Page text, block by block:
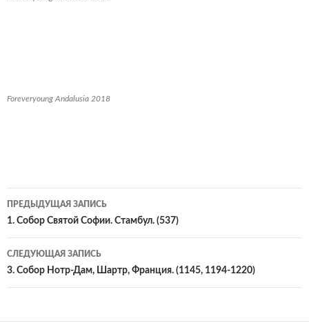
Foreveryoung Andalusia 2018
Навигация
по
записям
ПРЕДЫДУЩАЯ ЗАПИСЬ
1. Собор Святой Софии. Стамбул. (537)
СЛЕДУЮЩАЯ ЗАПИСЬ
3. Собор Нотр-Дам, Шартр, Франция. (1145, 1194-1220)